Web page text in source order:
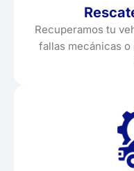
Recuperamos tu
fallas mecánicas